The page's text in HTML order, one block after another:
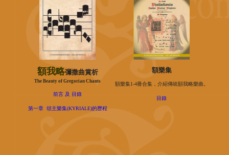
額我略彌撒曲賞析
The Beauty of Gregorian Chants
前言 及 目錄
第一章 頌主樂集(KYRIALE)的歷程
額樂集
額樂集1-4冊合集，介紹傳統額我略樂曲。
目錄